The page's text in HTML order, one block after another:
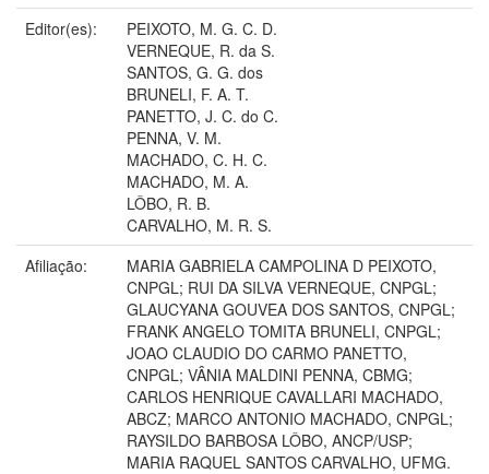
Editor(es):
PEIXOTO, M. G. C. D.
VERNEQUE, R. da S.
SANTOS, G. G. dos
BRUNELI, F. A. T.
PANETTO, J. C. do C.
PENNA, V. M.
MACHADO, C. H. C.
MACHADO, M. A.
LÔBO, R. B.
CARVALHO, M. R. S.
Afiliação:
MARIA GABRIELA CAMPOLINA D PEIXOTO,
CNPGL; RUI DA SILVA VERNEQUE, CNPGL;
GLAUCYANA GOUVEA DOS SANTOS, CNPGL;
FRANK ANGELO TOMITA BRUNELI, CNPGL;
JOAO CLAUDIO DO CARMO PANETTO,
CNPGL; VÂNIA MALDINI PENNA, CBMG;
CARLOS HENRIQUE CAVALLARI MACHADO,
ABCZ; MARCO ANTONIO MACHADO, CNPGL;
RAYSILDO BARBOSA LÔBO, ANCP/USP;
MARIA RAQUEL SANTOS CARVALHO, UFMG.